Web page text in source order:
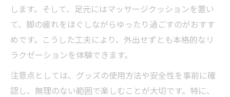
します。そして、足元にはマッサージクッションを置い
て、脚の疲れをほぐしながらゆったり過ごすのがおすす
めです。こうした工夫により、外出せずとも本格的なリ
ラクゼーションを体験できます。
注意点としては、グッズの使用方法や安全性を事前に確
認し、無理のない範囲で楽しむことが大切です。特に、